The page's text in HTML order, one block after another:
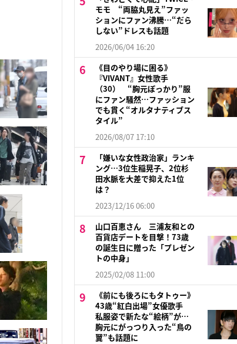
モモ “両脇丸見え”ファッ
ションにファン沸騰…“だら
しない”ドレスも話題
2026/06/04 16:20
《目のやり場に困る》
『VIVANT』女性歌手
（30） “胸元ぽっかり”服
にファン騒然…ファッション
でも貫く“オルタナティブス
タイル”
2026/08/07 17:10
「嫌いな女性政治家」ランキ
ング…3位生稲晃子、2位杉
田水脈を大差で抑えた1位
は？
2023/12/16 06:00
山口百恵さん 三浦友和との
百貨店デートを目撃！73歳
の誕生日に贈った「プレゼン
トの中身」
2025/02/08 11:00
《前にも後ろにもタトゥー》
43歳“紅白出場”女優歌手
私服姿で新たな“絵柄”が…
胸元にがっつり入った“鳥の
翼”も話題に